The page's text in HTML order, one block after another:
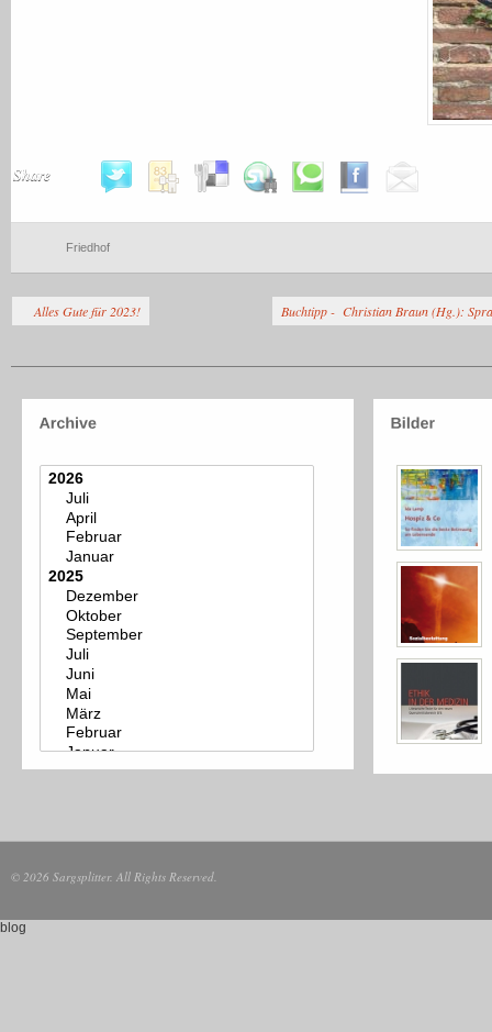
Share
Friedhof
Alles Gute für 2023! Buchtipp - Christian Braun (Hg.):
© 2026 Sargsplitter. All Rights Reserved.
blog